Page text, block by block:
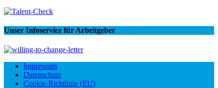
Unser Infoservice für Arbeitgeber
Impressum
Datenschutz
Cookie-Richtlinie (EU)